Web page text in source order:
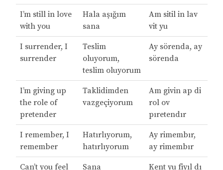
I’m still in love
with you
Hala aşığım
sana
Am sitil in lav
vit yu
I surrender, I
surrender
Teslim
oluyorum,
teslim oluyorum
Ay sörenda, ay
sörenda
I’m giving up
the role of
pretender
Taklidimden
vazgeçiyorum
Am givin ap di
rol ov
pıretendır
I remember, I
remember
Hatırlıyorum,
hatırlıyorum
Ay rimembır,
ay rimembır
Can’t you feel
Sana
Kent yu fiyıl dı